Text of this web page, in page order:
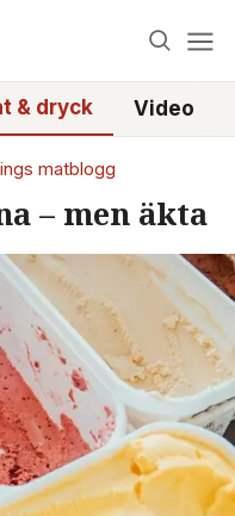
& dryck Video
matblogg
– men äkta